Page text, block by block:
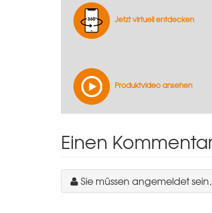
Jetzt virtuell entdecken
Produktvideo ansehen
Einen
Sie müssen angemeldet